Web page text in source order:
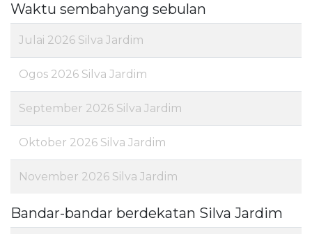
Waktu sembahyang sebulan
Julai 2026 Silva Jardim
Ogos 2026 Silva Jardim
September 2026 Silva Jardim
Oktober 2026 Silva Jardim
November 2026 Silva Jardim
Bandar-bandar berdekatan Silva Jardim